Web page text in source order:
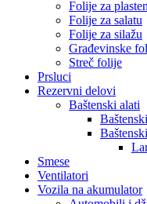
Folije za
Folije za salatu
Folije za silažu
Građevinske
Streč folije
Prsluci
Rezervni delovi
Baštenski alati
Smese
Ventilatori
Vozila na akumulator